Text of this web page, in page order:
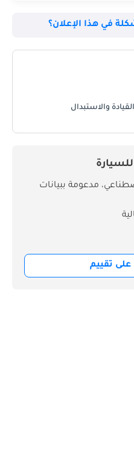
في هذا الإعلان؟
والاستبدال
مدعومة ببيانات
تقييم